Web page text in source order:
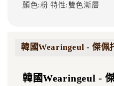
顏色:粉 特性:雙色漸層
韓國Wearingeul - 傑佩
韓國Wearingeul -